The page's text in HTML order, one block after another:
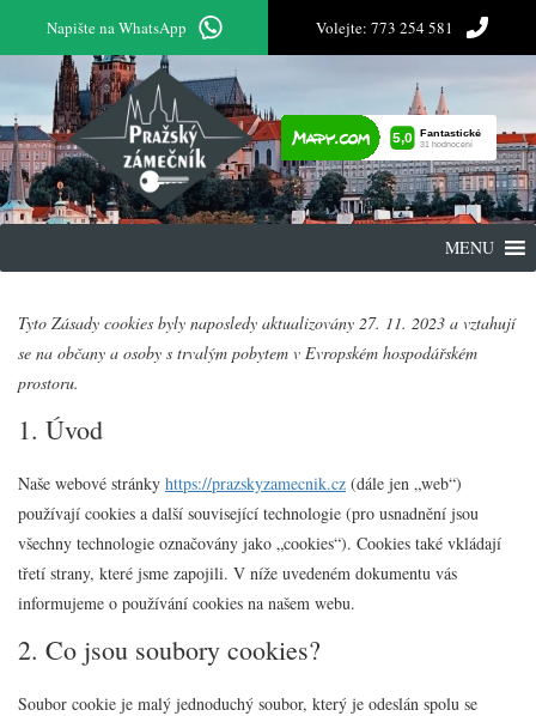
Napište na WhatsApp Volejte: 773 254 581
MENU
Tyto Zásady cookies byly naposledy aktualizovány 27. 11. 2023 a vztahují
se na občany a osoby s trvalým pobytem v Evropském hospodářském
prostoru.
1. Úvod
Naše webové stránky https://prazskyzamecnik.cz (dále jen „web“)
používají cookies a další související technologie (pro usnadnění jsou
všechny technologie označovány jako „cookies“). Cookies také vkládají
třetí strany, které jsme zapojili. V níže uvedeném dokumentu vás
informujeme o používání cookies na našem webu.
2. Co jsou soubory cookies?
Soubor cookie je malý jednoduchý soubor, který je odeslán spolu se